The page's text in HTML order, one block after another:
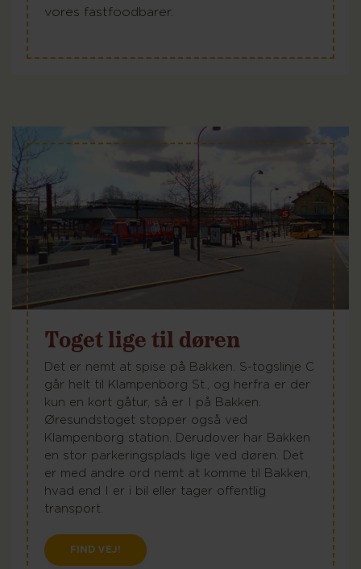
vores fastfoodbarer.
Toget lige til døren
Det er nemt at spise på Bakken. S-togslinje C
går helt til Klampenborg St., og herfra er der
kun en kort gåtur, så er I på Bakken.
Øresundstoget stopper også ved
Klampenborg station. Derudover har Bakken
en stor parkeringsplads lige ved døren. Det
er med andre ord nemt at komme til Bakken,
hvad end I er i bil eller tager offentlig
transport.
FIND VEJ!